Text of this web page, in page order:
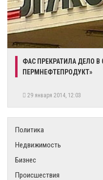
ФАС ПРЕКРАТИЛА ДЕЛО
ПЕРМНЕФТЕПРОДУКТ»
29 января 2014, 12:03
Политика
Недвижимость
Бизнес
Происшествия